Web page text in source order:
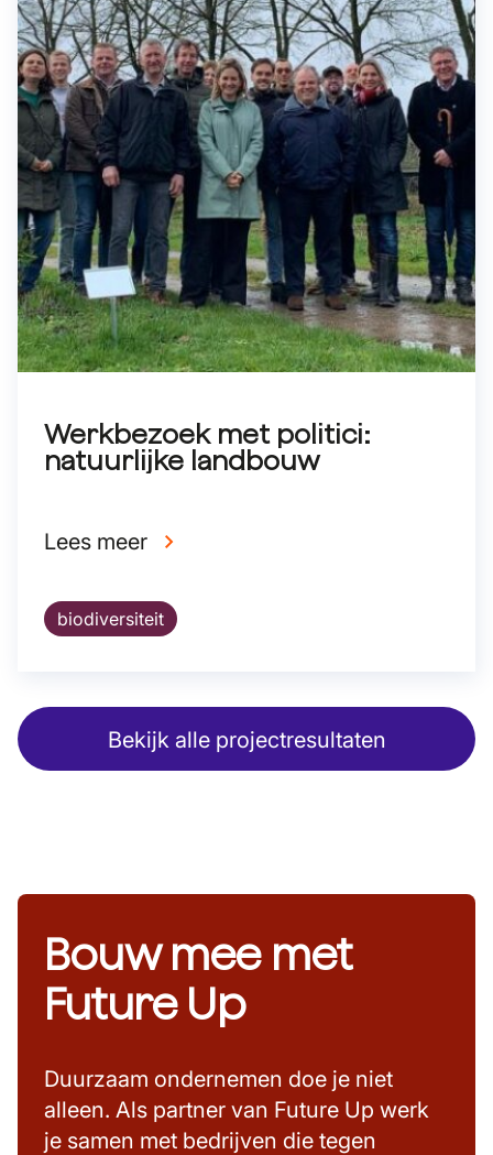
Werkbezoek met politici:
natuurlijke landbouw
Lees meer
biodiversiteit
Bekijk alle projectresultaten
Bouw mee met
Future Up
Duurzaam ondernemen doe je niet
alleen. Als partner van Future Up werk
je samen met bedrijven die tegen